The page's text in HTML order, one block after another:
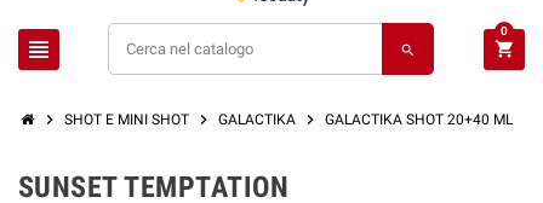
view_headline search shopping_cart
0
chevron_right SHOT E MINI SHOT chevron_right GALACTIKA chevron_right GALACTIKA SHOT 20+40 ML
SUNSET TEMPTATION